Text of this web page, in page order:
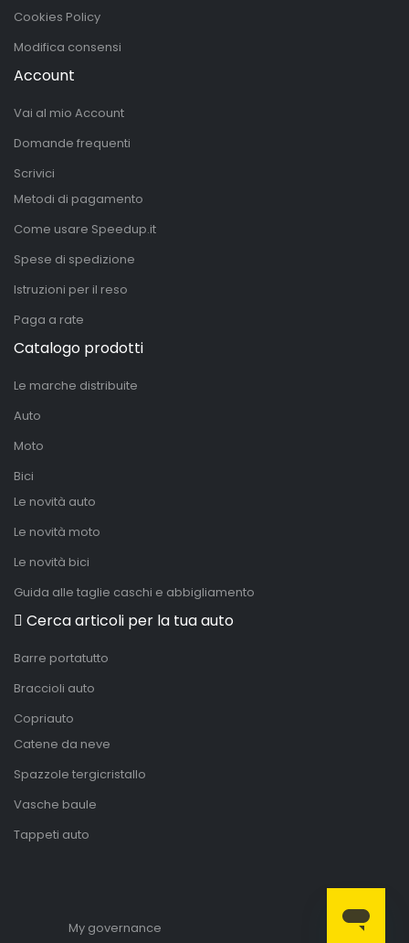
Cookies Policy
Modifica consensi
Account
Vai al mio Account
Domande frequenti
Scrivici
Metodi di pagamento
Come usare Speedup.it
Spese di spedizione
Istruzioni per il reso
Paga a rate
Catalogo prodotti
Le marche distribuite
Auto
Moto
Bici
Le novità auto
Le novità moto
Le novità bici
Guida alle taglie caschi e abbigliamento
Cerca articoli per la tua auto
Barre portatutto
Braccioli auto
Copriauto
Catene da neve
Spazzole tergicristallo
Vasche baule
Tappeti auto
My governance